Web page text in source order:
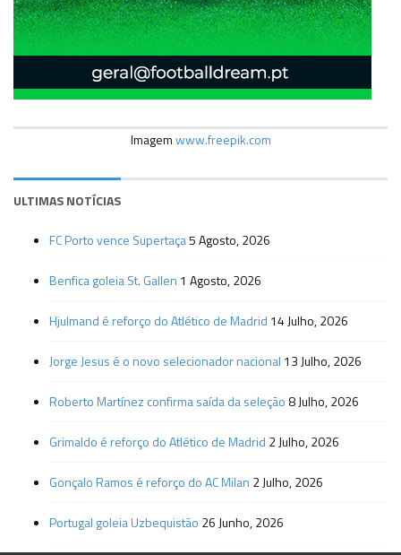
Imagemwww.freepik.com
ULTIMAS NOTÍCIAS
FC Porto vence Supertaça5 Agosto, 2026
Benfica goleia St. Gallen 1 Agosto, 2026
Hjulmand é reforço do Atlético de Madrid 14 Julho, 2026
Jorge Jesus é o novo selecionador nacional 13 Julho, 2026
Roberto Martínez confirma saída da seleção 8 Julho, 2026
Grimaldo é reforço do Atlético de Madrid 2 Julho, 2026
Gonçalo Ramos é reforço do AC Milan 2 Julho, 2026
Portugal goleia Uzbequistão 26 Junho, 2026